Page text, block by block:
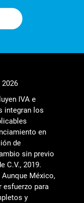
IVA e
integran los
en
de
sin previo
C.V., 2019.
México,
esfuerzo para
y